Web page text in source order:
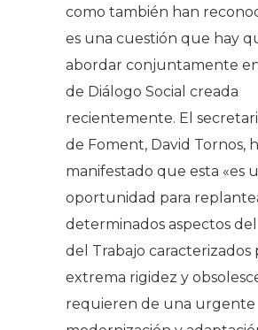
como también han
es una cuestión que hay
abordar conjuntamente
de Diálogo Social creada
recientemente. El
de Foment, David Tornos,
manifestado que esta «es
oportunidad para
determinados aspectos
del Trabajo caracterizados
extrema rigidez y
requieren de una urgente